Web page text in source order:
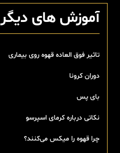
آموزش های دیگر
تاثیر فوق العاده قهوه روی بیماری
دوران کرونا
بای پس
نکاتی درباره کرمای اسپرسو
چرا قهوه را میکس می‌کنند؟